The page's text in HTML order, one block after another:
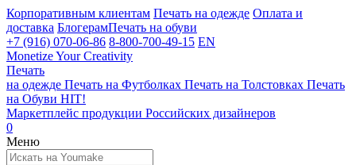
Корпоративным клиентам Печать на одежде Оплата и
доставка БлогерамПечать на обуви
+7 (916) 070-06-86 8-800-700-49-15 EN
Monetize Your Creativity
Печать
на одежде Печать на Футболках Печать на Толстовках Печать
на Обуви HIT!
Маркетплейс продукции Российских дизайнеров
0
Меню